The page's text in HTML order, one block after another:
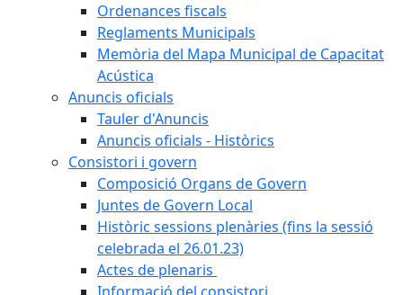
Ordenances fiscals
Reglaments Municipals
Memòria del Mapa Municipal de Capacitat
Acústica
Anuncis oficials
Tauler d'Anuncis
Anuncis oficials - Històrics
Consistori i govern
Composició Organs de Govern
Juntes de Govern Local
Històric sessions plenàries (fins la sessió
celebrada el 26.01.23)
Actes de plenaris